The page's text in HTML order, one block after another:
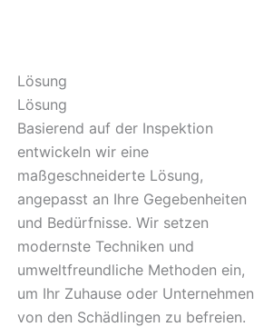
Lösung
Lösung
Basierend auf der Inspektion
entwickeln wir eine
maßgeschneiderte Lösung,
angepasst an Ihre Gegebenheiten
und Bedürfnisse. Wir setzen
modernste Techniken und
umweltfreundliche Methoden ein,
um Ihr Zuhause oder Unternehmen
von den Schädlingen zu befreien.